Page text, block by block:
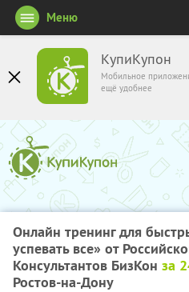
КупиКупон
Мобильное
ещё удобнее
Меню
Онлайн тренинг для
успевать все» от
Консультантов БизКон за
Ростов-на-Дону